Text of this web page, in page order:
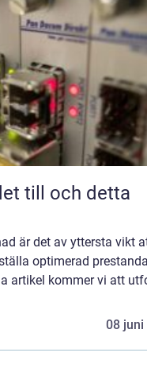
till och detta
är det av yttersta vikt
optimerad
artikel kommer vi att
08 juni